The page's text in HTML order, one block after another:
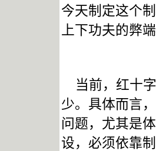
今天制定这个
上下功夫的弊端
当前，红十字
少。具体而言
问题，尤其是
设，必须依靠